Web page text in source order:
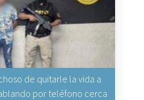
de quitarle la vida a
por teléfono cerca